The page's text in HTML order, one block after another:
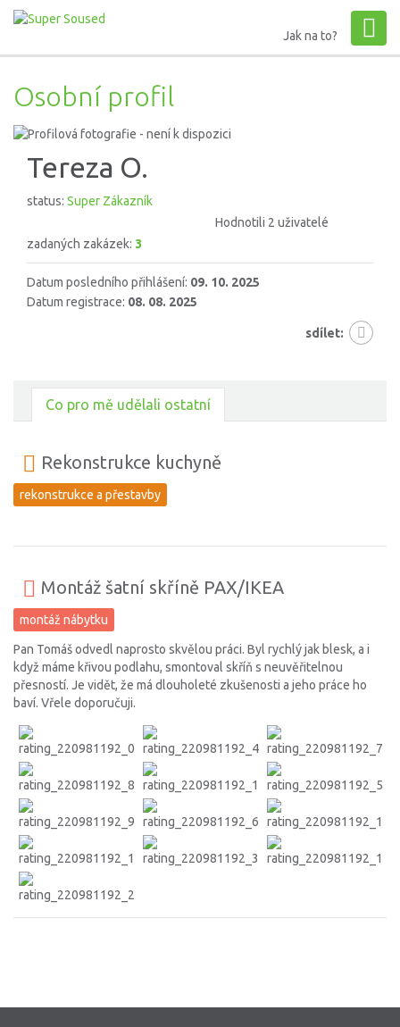
Jak na to?
Osobní profil
Tereza O.
status: Super Zákazník
Hodnotili 2 uživatelé
zadaných zakázek: 3
Datum posledního přihlášení: 09. 10. 2025
Datum registrace: 08. 08. 2025
sdílet:
Co pro mě udělali ostatní
Rekonstrukce kuchyně
rekonstrukce a přestavby
Montáž šatní skříně PAX/IKEA
montáž nábytku
Pan Tomáš odvedl naprosto skvělou práci. Byl rychlý jak blesk, a i
když máme křivou podlahu, smontoval skříň s neuvěřitelnou
přesností. Je vidět, že má dlouholeté zkušenosti a jeho práce ho
baví. Vřele doporučuji.